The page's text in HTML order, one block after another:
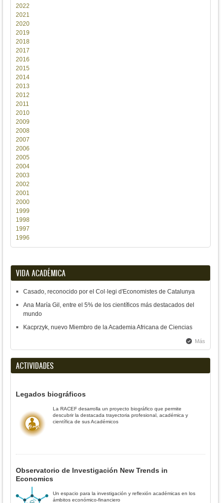
2022
2021
2020
2019
2018
2017
2016
2015
2014
2013
2012
2011
2010
2009
2008
2007
2006
2005
2004
2003
2002
2001
2000
1999
1998
1997
1996
VIDA ACADÉMICA
Casado, reconocido por el Col·legi d'Economistes de Catalunya
Ana María Gil, entre el 5% de los científicos más destacados del
mundo
Kacprzyk, nuevo Miembro de la Academia Africana de Ciencias
Más
ACTIVIDADES
Legados biográficos
La RACEF desarrolla un proyecto biográfico que permite
descubrir la destacada trayectoria profesional, académica y
científica de sus Académicos
Observatorio de Investigación New Trends in
Economics
Un espacio para la investigación y reflexión académicas en los
ámbitos económico-financiero